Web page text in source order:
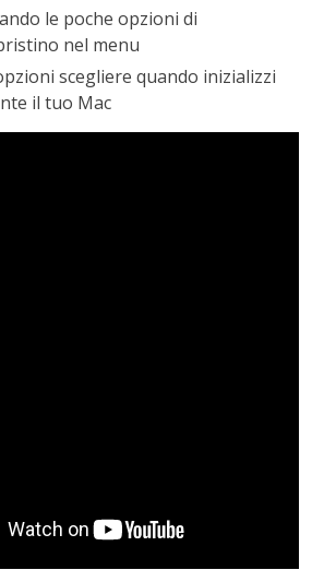
le poche opzioni di
nel menu
scegliere quando inizializzi
il tuo Mac